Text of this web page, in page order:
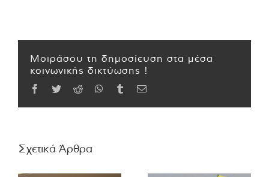
Μοιράσου τη δημοσίευση στα μέσα
κοινωνικής δικτύωσης !
Facebook
TwitterReddit WhatsApp
TumblrEmail
Σχετικά Άρθρα